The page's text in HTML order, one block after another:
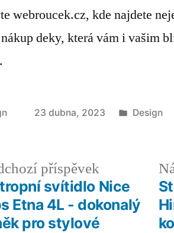
webroucek.cz, kde najdete
deky, která vám i vašim
23 dubna, 2023 Design
příspěvekPředchozí
příspěvek:
svítidlo Nice
Etna 4L - dokonalý
pro stylové